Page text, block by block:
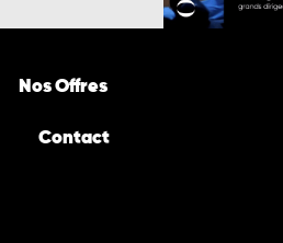
Nos Offres
Contact